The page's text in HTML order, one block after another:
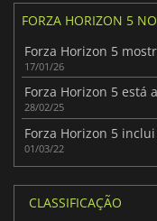
FORZA HORIZON 5
17/01/26
Forza Horizon 5 está
28/02/25
01/03/22
CLASSIFICAÇÃO